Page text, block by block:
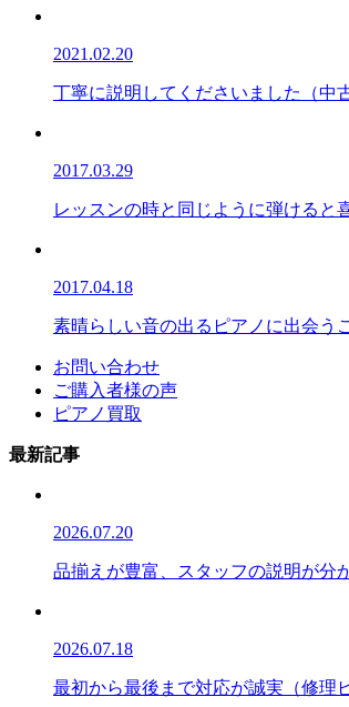
2021.02.20
丁寧に説明してくださいました（中
2017.03.29
レッスンの時と同じように弾けると
2017.04.18
素晴らしい音の出るピアノに出会う
お問い合わせ
ご購入者様の声
ピアノ買取
最新記事
2026.07.20
品揃えが豊富、スタッフの説明が分
2026.07.18
最初から最後まで対応が誠実（修理